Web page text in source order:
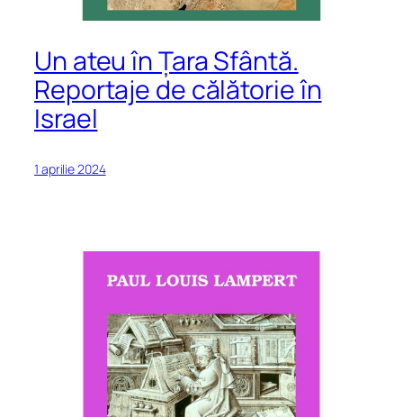
Un ateu în Țara Sfântă.
Reportaje de călătorie în
Israel
1 aprilie 2024